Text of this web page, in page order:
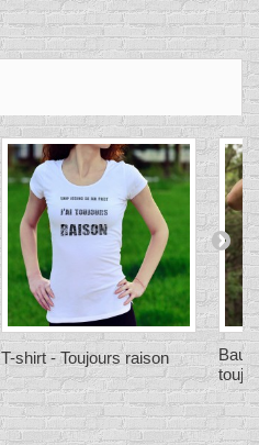
T-shirt - Toujours raison